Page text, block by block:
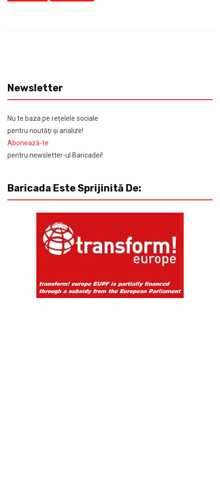
Newsletter
Nu te baza pe reţelele sociale
pentru noutăţi şi analize!
Abonează-te
pentru newsletter-ul Baricadei!:
Baricada Este Sprijinită De: